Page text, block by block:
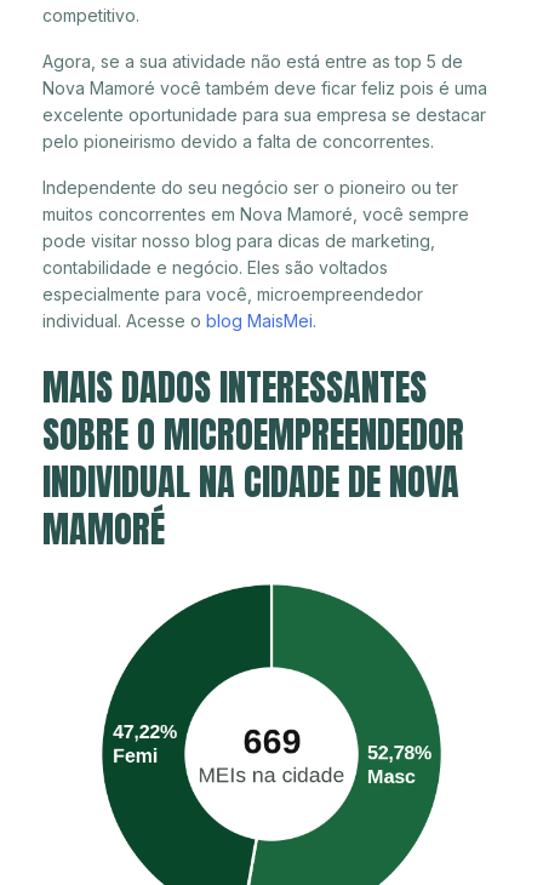
competitivo.
Agora, se a sua atividade não está entre as top 5 de
Nova Mamoré você também deve ficar feliz pois é uma
excelente oportunidade para sua empresa se destacar
pelo pioneirismo devido a falta de concorrentes.
Independente do seu negócio ser o pioneiro ou ter
muitos concorrentes em Nova Mamoré, você sempre
pode visitar nosso blog para dicas de marketing,
contabilidade e negócio. Eles são voltados
especialmente para você, microempreendedor
individual. Acesse o blog MaisMei.
MAIS DADOS INTERESSANTES
SOBRE O MICROEMPREENDEDOR
INDIVIDUAL NA CIDADE DE NOVA
MAMORÉ